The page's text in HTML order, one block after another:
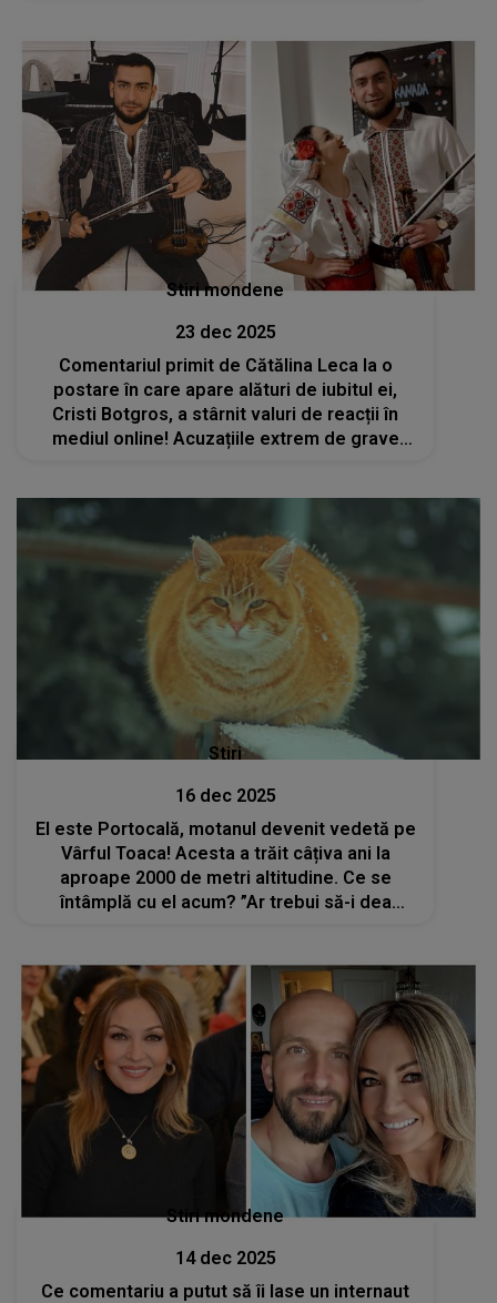
Stiri mondene
23 dec 2025
Comentariul primit de Cătălina Leca la o
postare în care apare alături de iubitul ei,
Cristi Botgros, a stârnit valuri de reacții în
mediul online! Acuzațiile extrem de grave
Stiri
16 dec 2025
El este Portocală, motanul devenit vedetă pe
Vârful Toaca! Acesta a trăit câțiva ani la
aproape 2000 de metri altitudine. Ce se
întâmplă cu el acum? ”Ar trebui să-i dea
Stiri mondene
14 dec 2025
Ce comentariu a putut să îi lase un internaut